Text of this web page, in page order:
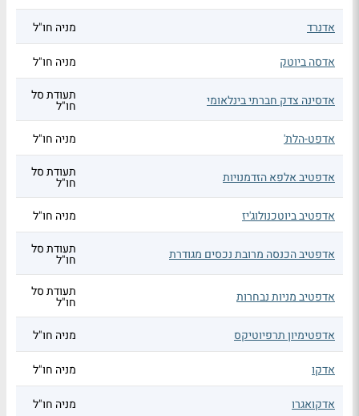
אדנרד מניה חו"ל
אדסה ביוטק מניה חו"ל
אדסינה צדק חברתי בינלאומי תעודת סל
חו"ל
אדפט-הלת'
מניה חו"ל
אדפטיב אלפא הזדמנויות תעודת סל
חו"ל
אדפטיב ביוטכנולוג'יז
מניה חו"ל
אדפטיב הכנסה מרובת נכסים מגודרת תעודת סל
חו"ל
אדפטיב מניות נבחרות תעודת סל
חו"ל
אדפטימיון תרפיוטיקס
מניה חו"ל
אדקו מניה חו"ל
אדקואגרו מניה חו"ל